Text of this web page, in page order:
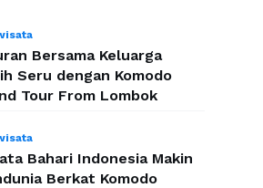
Bersama Keluarga
Seru dengan Komodo
Tour From Lombok
Bahari Indonesia Makin
Berkat Komodo